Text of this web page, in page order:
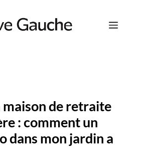
Menu
maison de retraite
: comment un
dans mon jardin a